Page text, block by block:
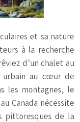
et sa nature
à la recherche
d’un chalet au
urbain au cœur de
les montagnes, le
Canada nécessite
pittoresques de la